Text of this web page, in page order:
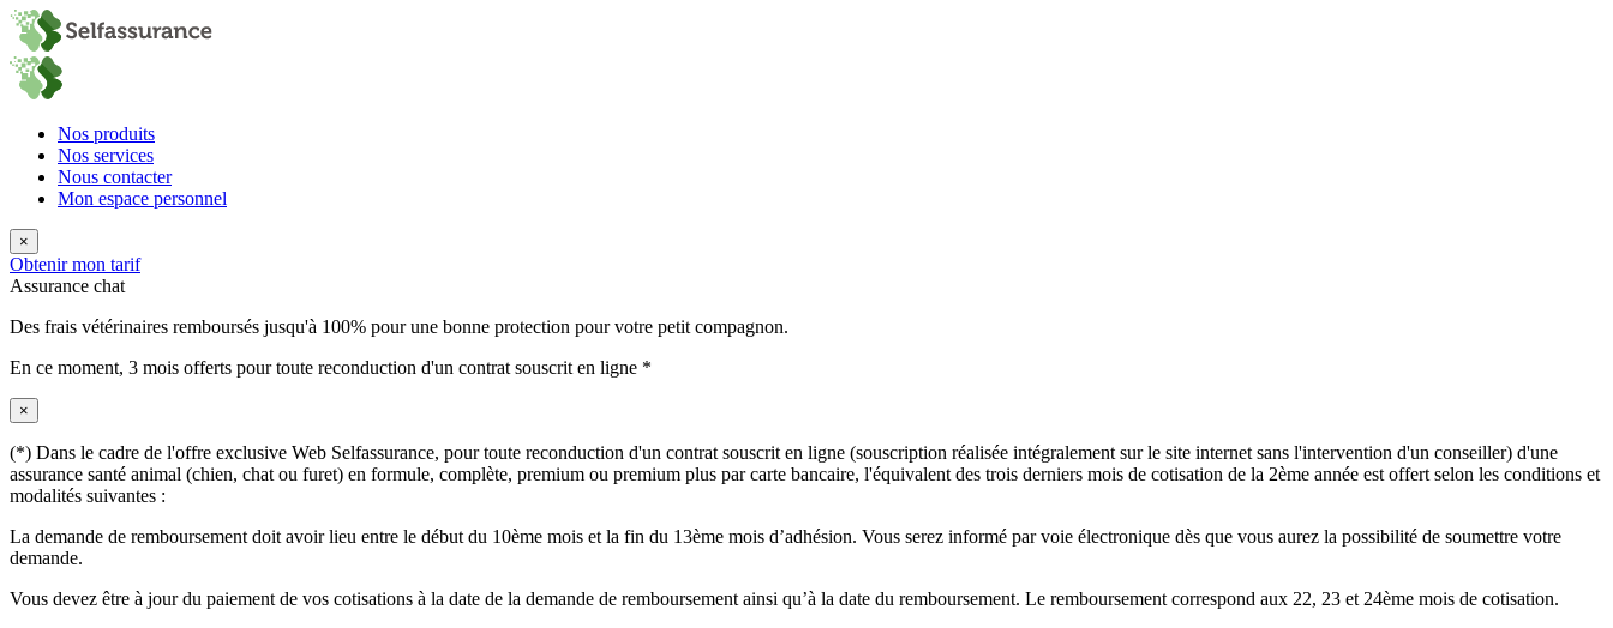
Nos produits
Nos services
Nous contacter
Mon espace personnel
×
Obtenir mon tarif
Assurance chat
Des frais vétérinaires remboursés jusqu'à 100% pour une bonne protection pour votre petit compagnon.
En ce moment, 3 mois offerts pour toute reconduction d'un contrat souscrit en ligne *
×
(*) Dans le cadre de l'offre exclusive Web Selfassurance, pour toute reconduction d'un contrat souscrit en ligne (souscription réalisée intégralement sur le site internet sans l'intervention d'un conseiller) d'une
assurance santé animal (chien, chat ou furet) en formule, complète, premium ou premium plus par carte bancaire, l'équivalent des trois derniers mois de cotisation de la 2ème année est offert selon les conditions et
modalités suivantes :
La demande de remboursement doit avoir lieu entre le début du 10ème mois et la fin du 13ème mois d’adhésion. Vous serez informé par voie électronique dès que vous aurez la possibilité de soumettre votre
demande.
Vous devez être à jour du paiement de vos cotisations à la date de la demande de remboursement ainsi qu’à la date du remboursement. Le remboursement correspond aux 22, 23 et 24ème mois de cotisation.